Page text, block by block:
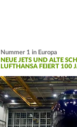
Nummer 1 in Europa
NEUE JETS UND ALTE
LUFTHANSA FEIERT 100